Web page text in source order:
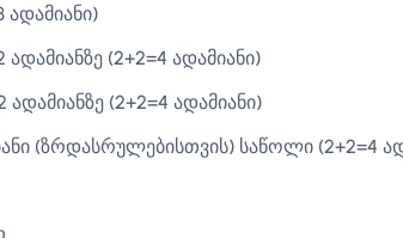
(2+2=4 ადამიანი)
(2+2=4 ადამიანი)
(ზრდასრულებისთვის) საწოლი (2+2=4